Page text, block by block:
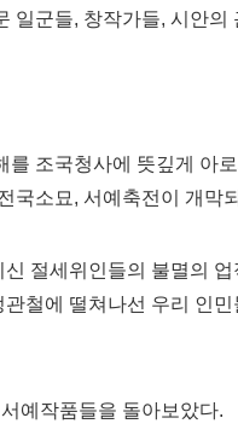
일군들, 창작가들, 시안의
조국청사에 뜻깊게 아
국소묘, 서예축전이 개막
절세위인들의 불멸의
철에 떨쳐나선 우리 인
예작품들을 돌아보았다.